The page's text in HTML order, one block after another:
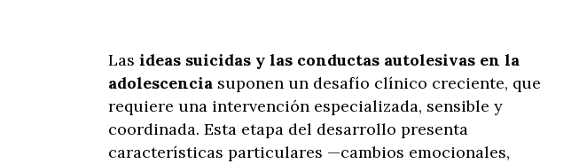
Las ideas suicidas y las conductas autolesivas en la
adolescencia suponen un desafío clínico creciente, que
requiere una intervención especializada, sensible y
coordinada. Esta etapa del desarrollo presenta
características particulares —cambios emocionales,